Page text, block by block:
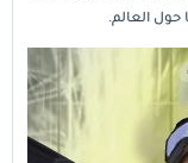
العالم.